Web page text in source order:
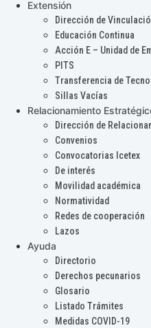
Extensión
Dirección de
Educación Continua
Acción E – Unidad de
PITS
Transferencia de
Sillas Vacías
Relacionamiento
Dirección de
Convenios
Convocatorias Icetex
De interés
Movilidad académica
Normatividad
Redes de cooperación
Lazos
Ayuda
Directorio
Derechos pecunarios
Glosario
Listado Trámites
Medidas COVID-19